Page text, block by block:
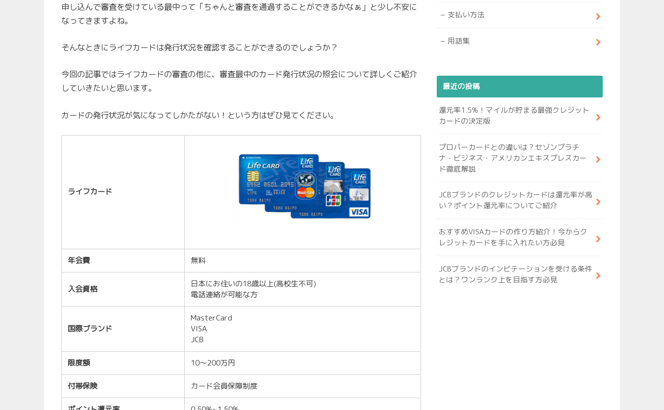
申し込んで審査を受けている最中って「ちゃんと審査を通過することができるかなぁ」と少し不安に
なってきますよね。
そんなときにライフカードは発行状況を確認することができるのでしょうか？
今回の記事ではライフカードの審査の他に、審査最中のカード発行状況の照会について詳しくご紹介
していきたいと思います。
カードの発行状況が気になってしかたがない！という方はぜひ見てください。
ライフカード
年会費 無料
入会資格
日本にお住いの18歳以上(高校生不可)
電話連絡が可能な方
国際ブランド
MasterCard
VISA
JCB
限度額 10～200万円
付帯保険 カード会員保障制度
支払い方法
用語集
最近の投稿
還元率1.5%！マイルが貯まる最強クレジット
カードの決定版
プロパーカードとの違いは？セゾンプラチ
ナ・ビジネス・アメリカンエキスプレスカー
ド徹底解説
JCBブランドのクレジットカードは還元率が高
い？ポイント還元率についてご紹介
おすすめVISAカードの作り方紹介！今からク
レジットカードを手に入れたい方必見
JCBブランドのインビテーションを受ける条件
とは？ワンランク上を目指す方必見